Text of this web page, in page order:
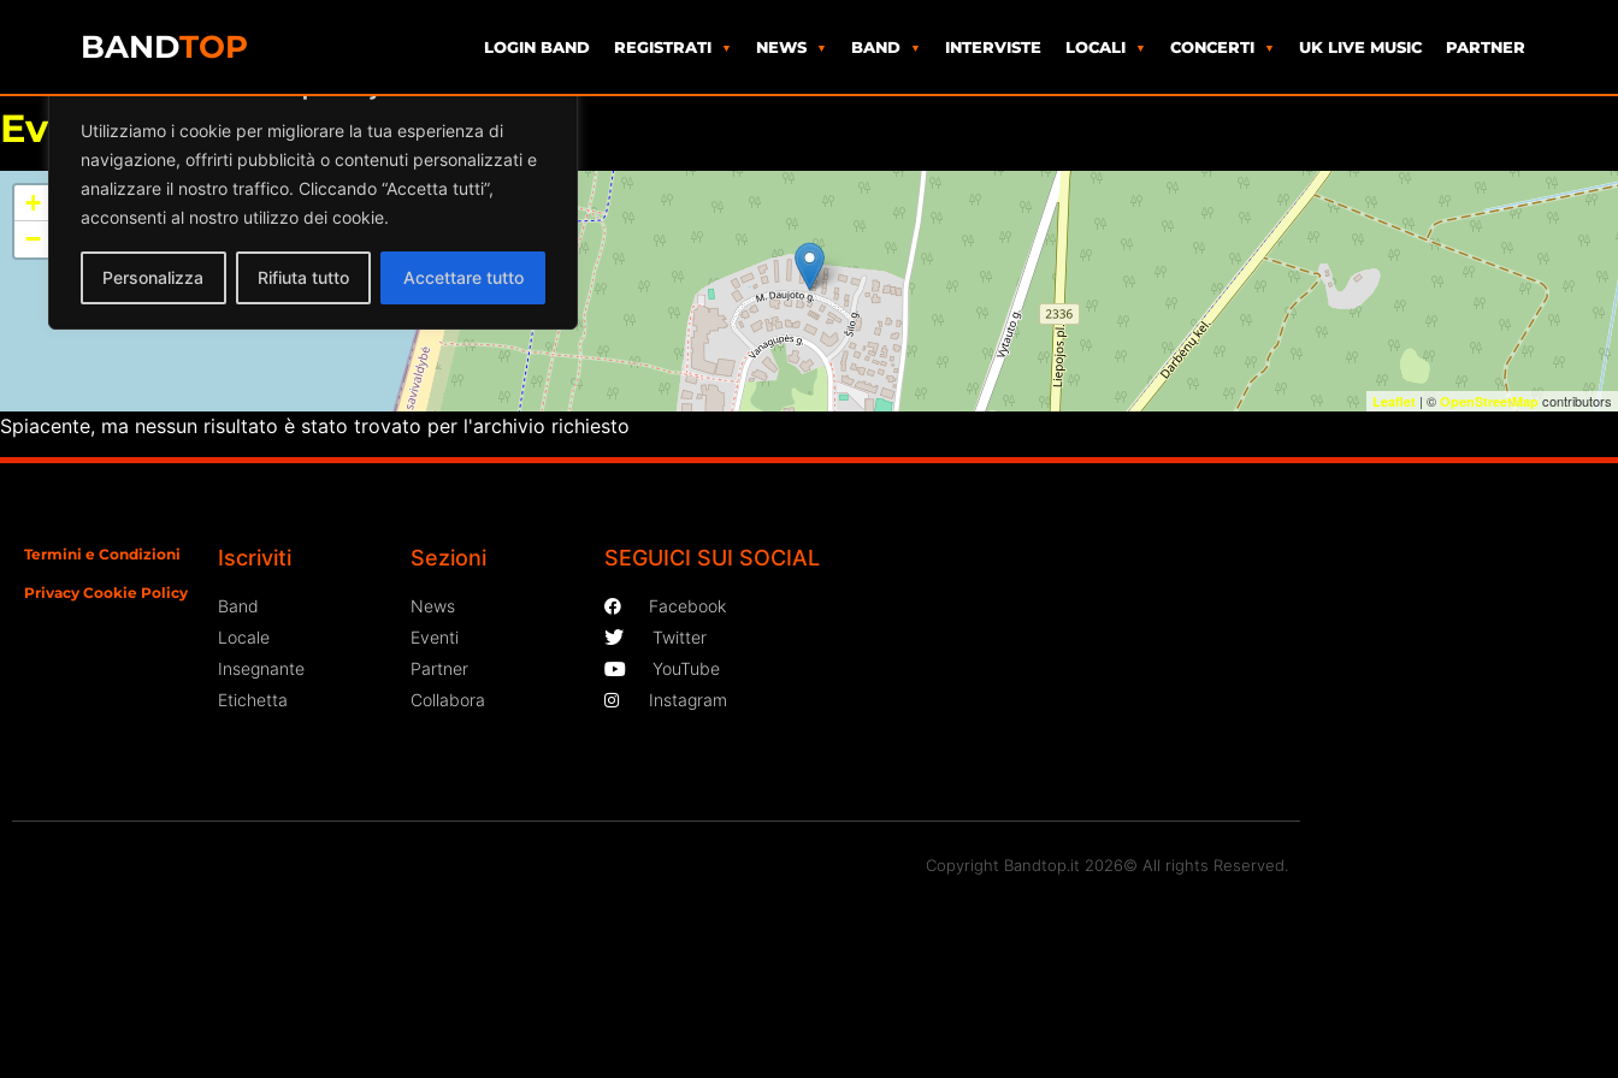
Utilizziamo i cookie per migliorare la tua esperienza di
navigazione, offrirti pubblicità o contenuti personalizzati e
analizzare il nostro traffico. Cliccando “Accetta tutti”,
acconsenti al nostro utilizzo dei cookie.
Personalizza Rifiuta tutto Accettare tutto
BANDTOP LOGIN BAND REGISTRATI NEWS BAND INTERVISTE LOCALI CONCERTI UK LIVE MUSIC PARTNER
Eventi aFONCLEA
+
−
Leaflet | © OpenStreetMap contributors
Spiacente, ma nessun risultato è stato trovato per l'archivio richiesto
Termini e Condizioni
Privacy Cookie Policy
Iscriviti
Band
Locale
Insegnante
Etichetta
Sezioni
News
Eventi
Partner
Collabora
SEGUICI SUI SOCIAL
Facebook
Twitter
YouTube
Instagram
Copyright Bandtop.it 2026© All rights Reserved.